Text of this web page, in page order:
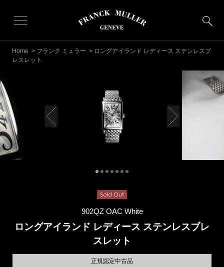
Home > フランク ミュラー > ロングアイランド レディース ステンレスブ
レスレット
902QZ OAC White
ロングアイランド レディース ステンレスブレ
スレット
正規認定中古品